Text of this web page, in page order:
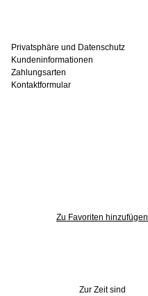
Privatsphäre und Datenschutz
Kundeninformationen
Zahlungsarten
Kontaktformular
Zu Favoriten hinzufügen
Zur Zeit sind